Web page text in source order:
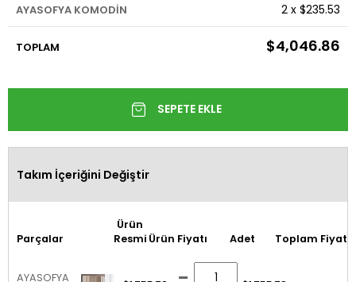
AYASOFYA KOMODİN 2 x $235.53
TOPLAM $4,046.86
Takım İçeriğini Değiştir
Parçalar
Ürün
Resmi Ürün Fiyatı Adet Toplam Fiyat
AYASOFYA